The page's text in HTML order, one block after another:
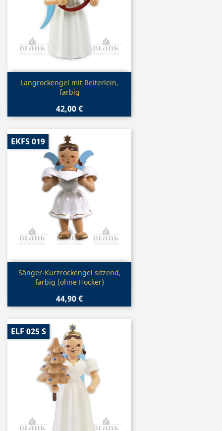
Vorschau
Langrockengel mit Reiterlein,
farbig
42,00 €
Vorschau
Sänger-Kurzrockengel sitzend,
farbig (ohne Hocker)
44,90 €
EKFS 019
ELF 025 S